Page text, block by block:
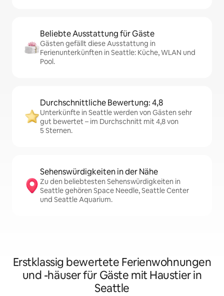
Beliebte Ausstattung für Gäste
Gästen gefällt diese Ausstattung in
Ferienunterkünften in Seattle: Küche, WLAN und
Pool.
Durchschnittliche Bewertung: 4,8
Unterkünfte in Seattle werden von Gästen sehr
gut bewertet – im Durchschnitt mit 4,8 von
5 Sternen.
Sehenswürdigkeiten in der Nähe
Zu den beliebtesten Sehenswürdigkeiten in
Seattle gehören Space Needle, Seattle Center
und Seattle Aquarium.
Erstklassig bewertete Ferienwohnungen
und -häuser für Gäste mit Haustier in
Seattle